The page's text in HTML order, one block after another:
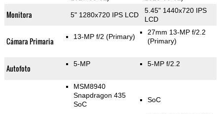
Monitora 5" 1280x720 IPS LCD
5.45" 1440x720 IPS
LCD
Cámara Primaria 13-MP f/2 (Primary)
27mm 13-MP f/2.2
(Primary)
Autofoto 5-MP 5-MP f/2.2
MSM8940
Snapdragon 435
SoC
SoC